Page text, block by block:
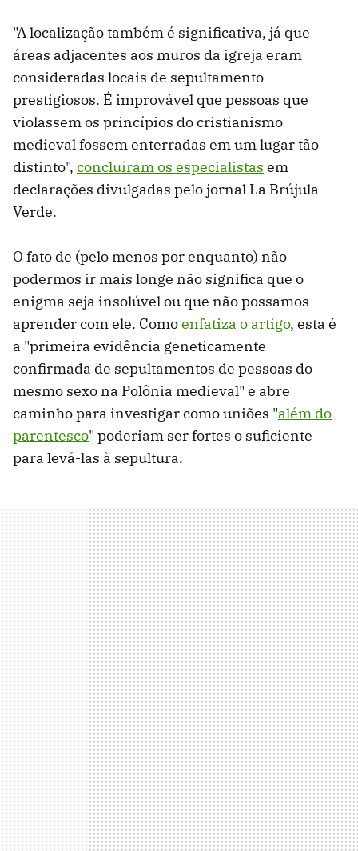
"A localização também é significativa, já que
áreas adjacentes aos muros da igreja eram
consideradas locais de sepultamento
prestigiosos. É improvável que pessoas que
violassem os princípios do cristianismo
medieval fossem enterradas em um lugar tão
distinto", concluíram os especialistas em
declarações divulgadas pelo jornal La Brújula
Verde.
O fato de (pelo menos por enquanto) não
podermos ir mais longe não significa que o
enigma seja insolúvel ou que não possamos
aprender com ele. Comoenfatiza o artigo, esta é
a "primeira evidência geneticamente
confirmada de sepultamentos de pessoas do
mesmo sexo na Polônia medieval" e abre
caminho para investigar como uniões "além do
parentesco" poderiam ser fortes o suficiente
para levá-las à sepultura.